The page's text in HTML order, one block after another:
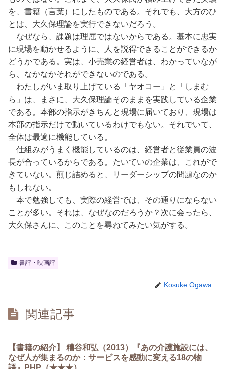
を、書籍（言葉）にしたものである。それでも、大方のひ
とは、大久保理論を実行できないだろう。
なぜなら、課題は理屈ではないからである。基本に忠実
に現場を動かせるように、人を説得できることができるか
どうかである。実は、小売業の経営者は、わかっていなが
ら、なかなかそれができないのである。
わたしがいま取り上げている「ヤオコー」と「しまむ
ら」は、まさに、大久保理論そのままを実践している企業
である。本部の指示がきちんと現場に届いており、現場は
本部の指示だけで動いているわけでもない。それでいて、
全体は最適に機能している。
仕組みがうまく機能しているのは、経営者と従業員の波
長が合っているからである。たいていの企業は、これがで
きていない。煎じ詰めると、リーダーシップの問題なのか
もしれない。
本で勉強しても、実際の経営では、その通りにならない
ことが多い。それは、なぜなのだろうか？次に会ったら、
大久保さんに、このことを尋ねてみたい気がする。
書評・映画評
Kosuke Ogawa
関連記事
【書籍の紹介】 糟谷和弘（2013）『あの介護施設には、
なぜ人が集まるのか：サービスを感動に変える18の物